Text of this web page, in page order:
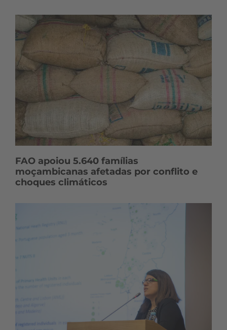
FAO apoiou 5.640 famílias
moçambicanas afetadas por conflito e
choques climáticos